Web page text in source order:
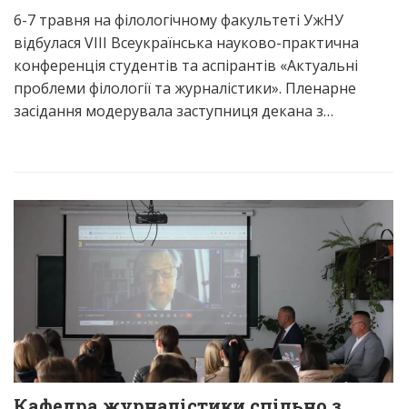
6-7 травня на філологічному факультеті УжНУ
відбулася VIII Всеукраїнська науково-практична
конференція студентів та аспірантів «Актуальні
проблеми філології та журналістики». Пленарне
засідання модерувала заступниця декана з…